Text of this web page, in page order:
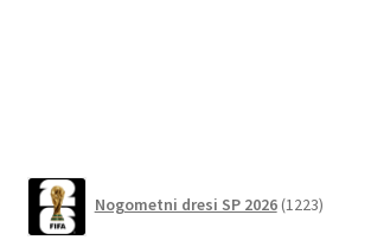
Nogometni dresi SP 2026 1223izdelkov